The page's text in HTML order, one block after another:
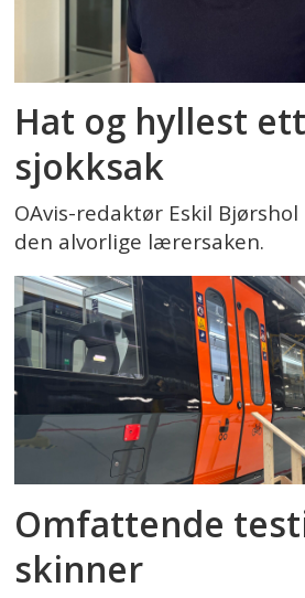
Hat og hyllest
sjokksak
OAvis-redaktør Eskil
den alvorlige lærersaken.
Omfattende
skinner